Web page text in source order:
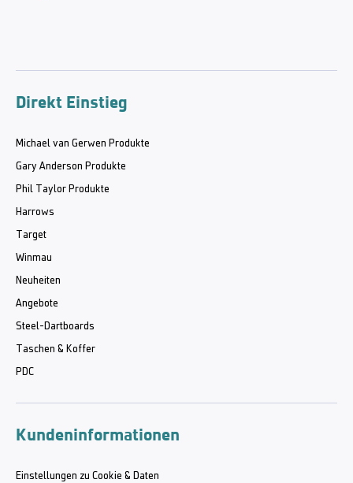
Direkt Einstieg
Michael van Gerwen Produkte
Gary Anderson Produkte
Phil Taylor Produkte
Harrows
Target
Winmau
Neuheiten
Angebote
Steel-Dartboards
Taschen & Koffer
PDC
Kundeninformationen
Einstellungen zu Cookie & Daten